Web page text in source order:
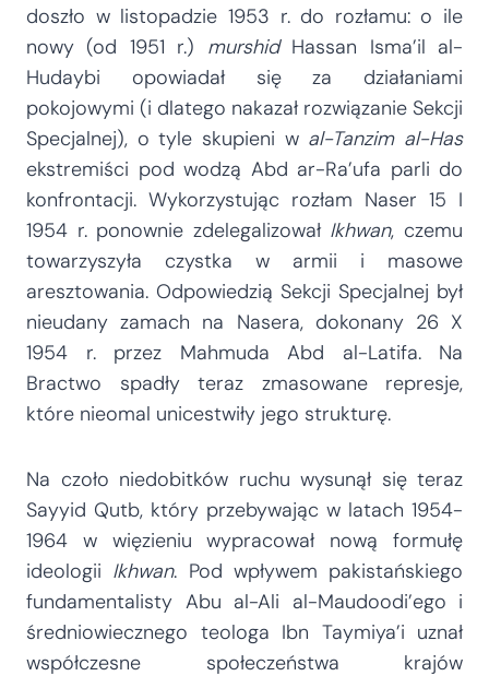
doszło w listopadzie 1953 r. do rozłamu: o ile
nowy (od 1951 r.) murshidHassan Isma’il al-
Hudaybi opowiadał się za działaniami
pokojowymi (i dlatego nakazał rozwiązanie Sekcji
Specjalnej), o tyle skupieni w al-Tanzim al-Has
ekstremiści pod wodzą Abd ar-Ra’ufa parli do
konfrontacji. Wykorzystując rozłam Naser 15 I
1954 r. ponownie zdelegalizował Ikhwan, czemu
towarzyszyła czystka w armii i masowe
aresztowania. Odpowiedzią Sekcji Specjalnej był
nieudany zamach na Nasera, dokonany 26 X
1954 r. przez Mahmuda Abd al-Latifa. Na
Bractwo spadły teraz zmasowane represje,
które nieomal unicestwiły jego strukturę.
Na czoło niedobitków ruchu wysunął się teraz
Sayyid Qutb, który przebywając w latach 1954-
1964 w więzieniu wypracował nową formułę
ideologii Ikhwan. Pod wpływem pakistańskiego
fundamentalisty Abu al-Ali al-Maudoodi’ego i
średniowiecznego teologa Ibn Taymiya’i uznał
współczesne społeczeństwa krajów